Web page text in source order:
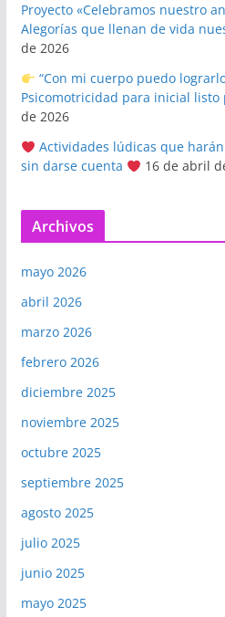
Proyecto «Celebramos nuestro
Alegorías que llenan de vida
de 2026
“Con mi cuerpo puedo
Psicomotricidad para inicial listo
de 2026
Actividades lúdicas que
sin darse cuenta
16 de abril
Archivos
mayo 2026
abril 2026
marzo 2026
febrero 2026
diciembre 2025
noviembre 2025
octubre 2025
septiembre 2025
agosto 2025
julio 2025
junio 2025
mayo 2025